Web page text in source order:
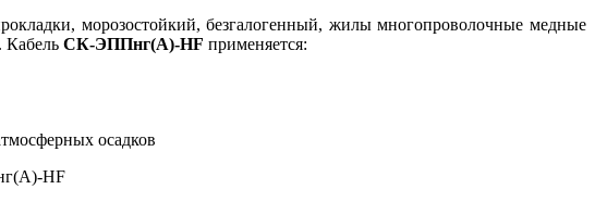
морозостойкий, безгалогенный, жилы многопроволочные медные
Кабель СК-ЭППнг(А)-HF применяется:
осадков
HF